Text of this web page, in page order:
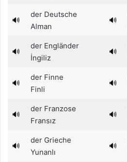
🔊
der Deutsche
Alman
🔊
🔊
der Engländer
İngiliz
🔊
🔊
der Finne
Finli
🔊
🔊
der Franzose
Fransız
🔊
🔊
der Grieche
Yunanlı
🔊